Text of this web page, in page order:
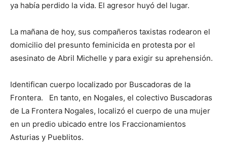
ya había perdido la vida. El agresor huyó del lugar.
La mañana de hoy, sus compañeros taxistas rodearon el
domicilio del presunto feminicida en protesta por el
asesinato de Abril Michelle y para exigir su aprehensión.
Identifican cuerpo localizado por Buscadoras de la
Frontera. En tanto, en Nogales, el colectivo Buscadoras
de La Frontera Nogales, localizó el cuerpo de una mujer
en un predio ubicado entre los Fraccionamientos
Asturias y Pueblitos.